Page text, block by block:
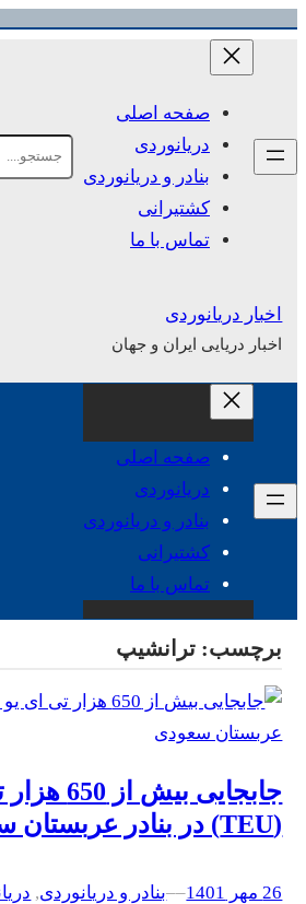
رفتن
صفحه اصلی
دریانوردی
بنادر و دریانوردی
کشتیرانی
تماس با ما
اخبار دریانوردی
اخبار دریایی ایران و جهان
صفحه اصلی
دریانوردی
بنادر و دریانوردی
کشتیرانی
تماس با ما
برچسب: ترانشیپ
جابجایی بیش
(TEU) در بنادر عربستان سعودی
26 مهر 1401 –
–بنادر و دریانوردی,